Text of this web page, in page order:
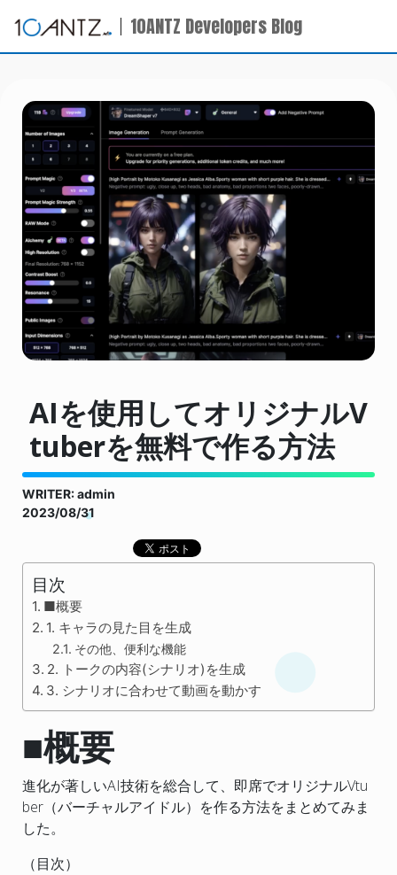
10ANTZ Developers Blog
AIを使用してオリジナルV
tuberを無料で作る方法
WRITER: admin
2023/08/31
目次
■概要
1. キャラの見た目を生成
その他、便利な機能
2. トークの内容(シナリオ)を生成
3. シナリオに合わせて動画を動かす
■概要
進化が著しいAI技術を総合して、即席でオリジナルVtu
ber（バーチャルアイドル）を作る方法をまとめてみま
した。
（目次）